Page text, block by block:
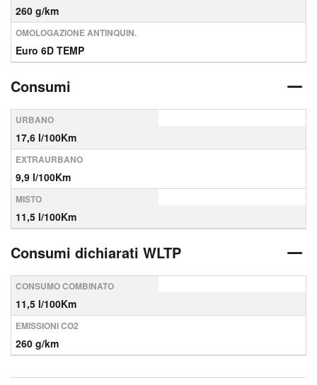
260 g/km
OMOLOGAZIONE ANTINQUIN.
Euro 6D TEMP
Consumi
URBANO
17,6 l/100Km
EXTRAURBANO
9,9 l/100Km
MISTO
11,5 l/100Km
Consumi dichiarati WLTP
CONSUMO COMBINATO
11,5 l/100Km
EMISSIONI CO2
260 g/km